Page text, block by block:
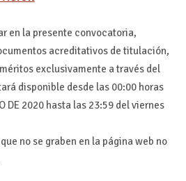
en la presente convocatoria,
acreditativos de titulación,
exclusivamente a través del
disponible desde las 00:00 horas
DE 2020 hasta las 23:59 del viernes
no se graben en la página web no